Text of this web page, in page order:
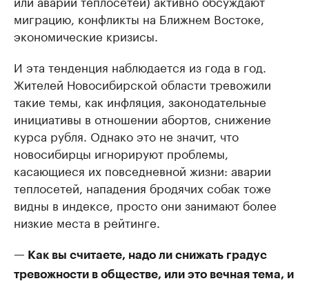
миграцию, конфликты на Ближнем Востоке,
экономические кризисы.
И эта тенденция наблюдается из года в год.
Жителей Новосибирской области тревожили
такие темы, как инфляция, законодательные
инициативы в отношении абортов, снижение
курса рубля. Однако это не значит, что
новосибирцы игнорируют проблемы,
касающиеся их повседневной жизни: аварии
теплосетей, нападения бродячих собак тоже
видны в индексе, просто они занимают более
низкие места в рейтинге.
— Как вы считаете, надо ли снижать градус
тревожности в обществе, или это вечная тема, и